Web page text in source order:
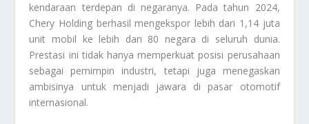
kendaraan terdepan di negaranya. Pada tahun 2024,
Chery Holding berhasil mengekspor lebih dari 1,14 juta
unit mobil ke lebih dari 80 negara di seluruh dunia.
Prestasi ini tidak hanya memperkuat posisi perusahaan
sebagai pemimpin industri, tetapi juga menegaskan
ambisinya untuk menjadi jawara di pasar otomotif
internasional.